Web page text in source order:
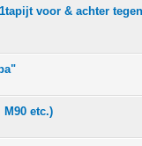
voor & achter
M90 etc.)